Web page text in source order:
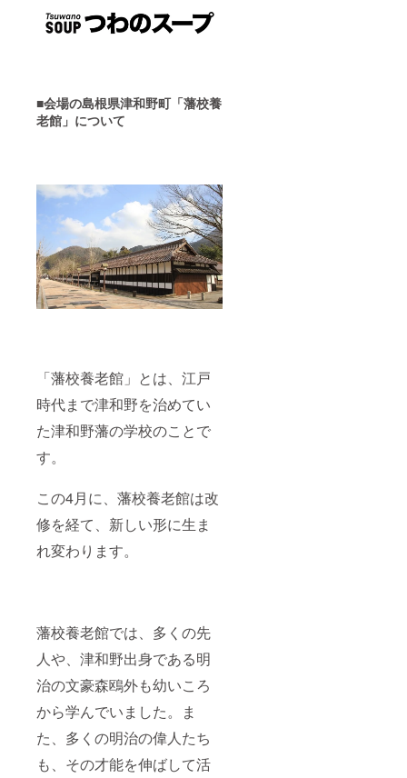
■会場の島根県津和野町「藩校養
老館」について
「藩校養老館」とは、江戸
時代まで津和野を治めてい
た津和野藩の学校のことで
す。
この4月に、藩校養老館は改
修を経て、新しい形に生ま
れ変わります。
藩校養老館では、多くの先
人や、津和野出身である明
治の文豪森鴎外も幼いころ
から学んでいました。ま
た、多くの明治の偉人たち
も、その才能を伸ばして活